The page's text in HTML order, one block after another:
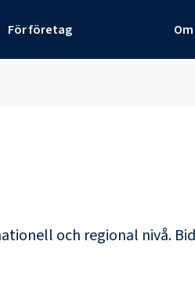
För företag
och regional nivå.